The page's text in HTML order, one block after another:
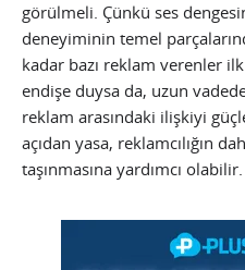
görülmeli. Çünkü ses
deneyiminin temel
kadar bazı reklam verenler
endişe duysa da, uzun
reklam arasındaki ilişkiyi
açıdan yasa, reklamcılığın
taşınmasına yardımcı olabilir.